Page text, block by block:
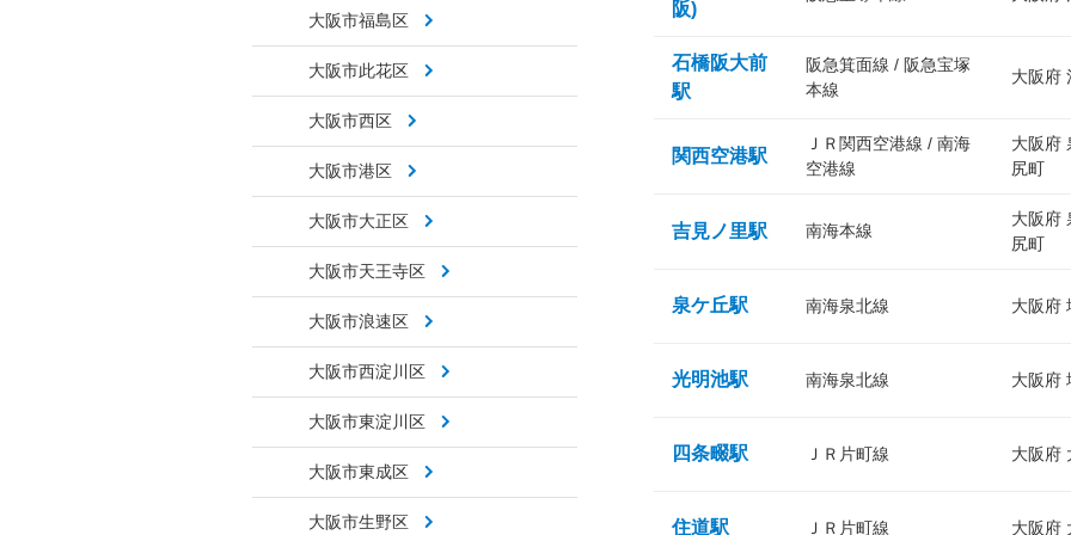
大阪市福島区
大阪市此花区
大阪市西区
大阪市港区
大阪市大正区
大阪市天王寺区
大阪市浪速区
大阪市西淀川区
大阪市東淀川区
大阪市東成区
大阪市生野区
阪)
石橋阪大前
駅
阪急箕面線 / 阪急宝塚
本線
大阪府
関西空港駅
ＪＲ関西空港線 / 南海
空港線
大阪府
尻町
吉見ノ里駅 南海本線
大阪府
尻町
泉ケ丘駅 南海泉北線 大阪府
光明池駅 南海泉北線 大阪府
四条畷駅 ＪＲ片町線 大阪府
住道駅 ＪＲ片町線 大阪府